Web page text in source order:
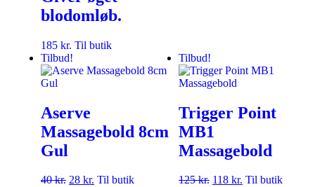
blodomløb.
185 kr. Til butik
Tilbud!
Aserve
Massagebold 8cm
Gul
40kr. 28 kr. Til butik
Tilbud!
Trigger Point
MB1
Massagebold
125kr. 118 kr. Til butik